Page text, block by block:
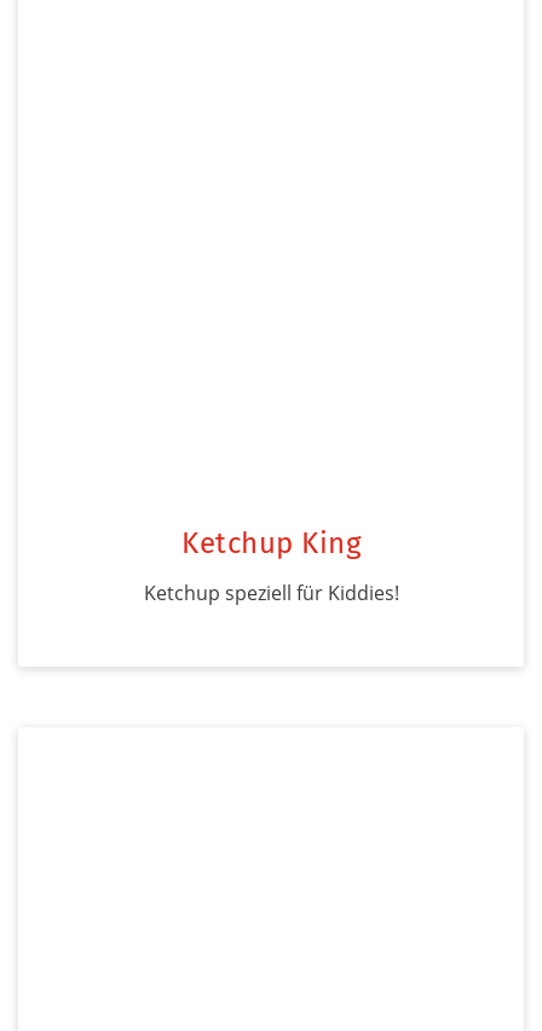
Ketchup King
Ketchup speziell für Kiddies!